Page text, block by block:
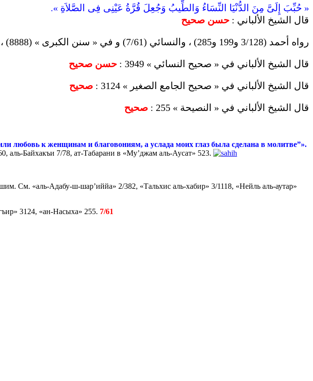
« حُبِّبَ إِلَىَّ مِنَ الدُّنْيَا النِّسَاءُ وَالطِّيبُ وَجُعِلَ قُرَّةُ عَيْنِى فِى الصَّلاَةِ ».
قال الشيخ الألباني : حسن صحيح
رواه أحمد (3/128 و199 و285) ، والنسائي (7/61) و في « سنن الكبرى » (8888) ، والحاكم (2/160) ، والبيهقي (7/78)‏ ، والطبراني في « معجم الأوسط » (5203) .‏
قال الشيخ الألباني في « صحيح النسائي‏ » 3949 : حسن صحيح
قال الشيخ الألباني في « صحيح الجامع الصغير » 3124 : صحيح
قال الشيخ الألباني في « النصيحة » 255 : صحيح
любовь к женщинам и благовониям, а услада моих глаз была сделана в молитве”».
аль-Байхакъи 7/78, ат-Табарани в «Му’джам аль-Аусат» 523.
«аль-Адабу-ш-шар’иййа» 2/382, «Тальхис аль-хабир» 3/1118, «Нейль аль-аутар»
3124, «ан-Насыха» 255. 7/61